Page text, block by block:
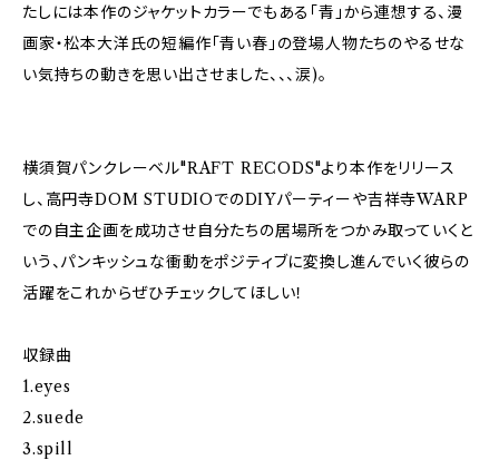
たしには本作のジャケットカラーでもある「青」から連想する、漫
画家・松本大洋氏の短編作「青い春」の登場人物たちのやるせな
い気持ちの動きを思い出させました、、、涙)。
横須賀パンクレーベル"RAFT RECODS"より本作をリリース
し、高円寺DOM STUDIOでのDIYパーティーや吉祥寺WARP
での自主企画を成功させ自分たちの居場所をつかみ取っていくと
いう、パンキッシュな衝動をポジティブに変換し進んでいく彼らの
活躍をこれからぜひチェックしてほしい！
収録曲
1.eyes
2.suede
3.spill